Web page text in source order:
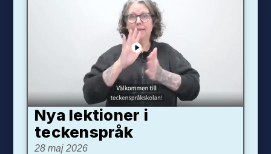
Nya lektioner i
teckenspråk
28 maj 2026